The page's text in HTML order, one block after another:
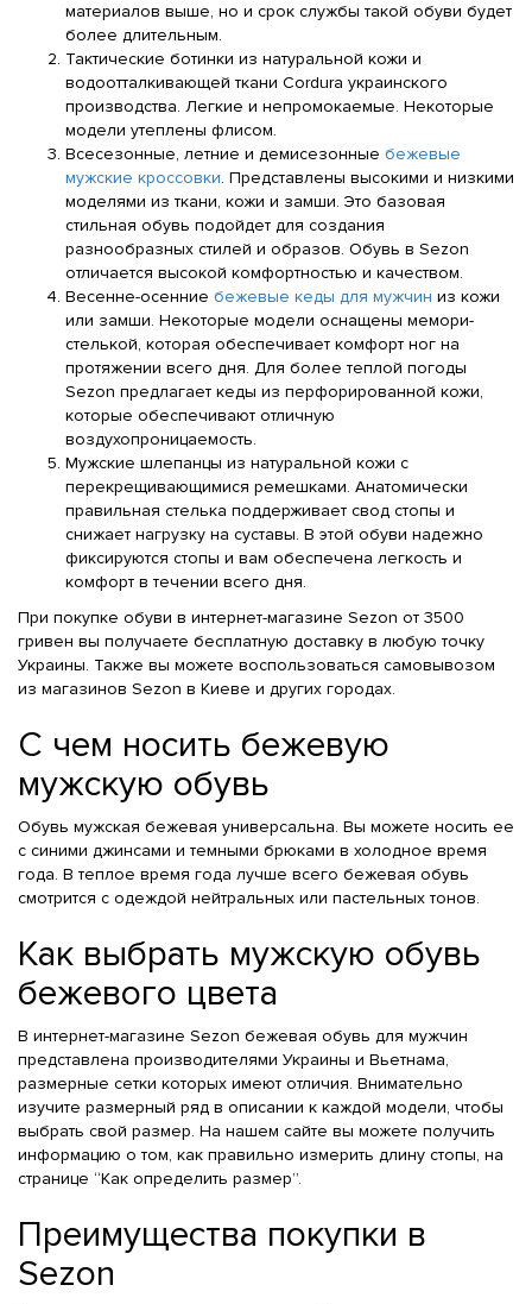
материалов выше, но и срок службы такой обуви будет
более длительным.
Тактические ботинки из натуральной кожи и
водоотталкивающей ткани Cordura украинского
производства. Легкие и непромокаемые. Некоторые
модели утеплены флисом.
Всесезонные, летние и демисезонные бежевые
мужские кроссовки. Представлены высокими и низкими
моделями из ткани, кожи и замши. Это базовая
стильная обувь подойдет для создания
разнообразных стилей и образов. Обувь в Sezon
отличается высокой комфортностью и качеством.
Весенне-осенние бежевые кеды для мужчин из кожи
или замши. Некоторые модели оснащены мемори-
стелькой, которая обеспечивает комфорт ног на
протяжении всего дня. Для более теплой погоды
Sezon предлагает кеды из перфорированной кожи,
которые обеспечивают отличную
воздухопроницаемость.
Мужские шлепанцы из натуральной кожи с
перекрещивающимися ремешками. Анатомически
правильная стелька поддерживает свод стопы и
снижает нагрузку на суставы. В этой обуви надежно
фиксируются стопы и вам обеспечена легкость и
комфорт в течении всего дня.
При покупке обуви в интернет-магазине Sezon от 3500
гривен вы получаете бесплатную доставку в любую точку
Украины. Также вы можете воспользоваться самовывозом
из магазинов Sezon в Киеве и других городах.
С чем носить бежевую
мужскую обувь
Обувь мужская бежевая универсальна. Вы можете носить ее
с синими джинсами и темными брюками в холодное время
года. В теплое время года лучше всего бежевая обувь
смотрится с одеждой нейтральных или пастельных тонов.
Как выбрать мужскую обувь
бежевого цвета
В интернет-магазине Sezon бежевая обувь для мужчин
представлена производителями Украины и Вьетнама,
размерные сетки которых имеют отличия. Внимательно
изучите размерный ряд в описании к каждой модели, чтобы
выбрать свой размер. На нашем сайте вы можете получить
информацию о том, как правильно измерить длину стопы, на
странице “Как определить размер”.
Преимущества покупки в
Sezon